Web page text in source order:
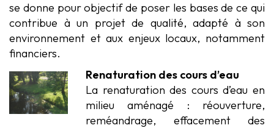
se donne pour objectif de poser les bases de ce qui
contribue à un projet de qualité, adapté à son
environnement et aux enjeux locaux, notamment
financiers.
Renaturation des cours d’eau
La renaturation des cours d’eau en
milieu aménagé : réouverture,
reméandrage, effacement des